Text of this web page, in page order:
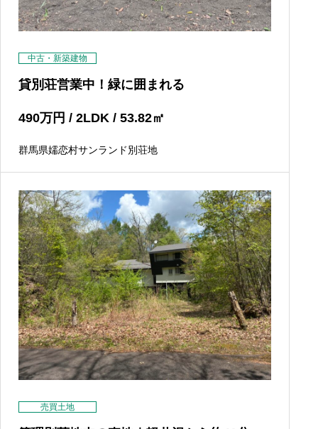
中古・新築建物
貸別荘営業中！緑に囲まれる
490万円 / 2LDK / 53.82㎡
群馬県嬬恋村サンランド別荘地
売買土地